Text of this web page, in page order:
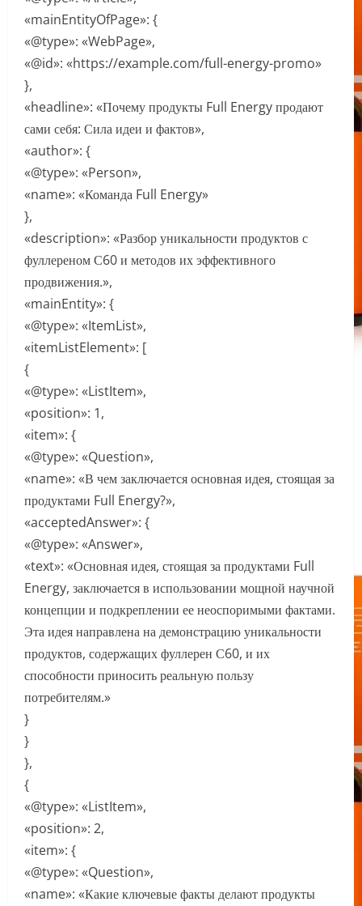
«mainEntityOfPage»: {
«@type»: «WebPage»,
«@id»: «https://example.com/full-energy-promo»
},
«headline»: «Почему продукты Full Energy продают
сами себя: Сила идеи и фактов»,
«author»: {
«@type»: «Person»,
«name»: «Команда Full Energy»
},
«description»: «Разбор уникальности продуктов с
фуллереном С60 и методов их эффективного
продвижения.»,
«mainEntity»: {
«@type»: «ItemList»,
«itemListElement»: [
{
«@type»: «ListItem»,
«position»: 1,
«item»: {
«@type»: «Question»,
«name»: «В чем заключается основная идея, стоящая за
продуктами Full Energy?»,
«acceptedAnswer»: {
«@type»: «Answer»,
«text»: «Основная идея, стоящая за продуктами Full
Energy, заключается в использовании мощной научной
концепции и подкреплении ее неоспоримыми фактами.
Эта идея направлена на демонстрацию уникальности
продуктов, содержащих фуллерен С60, и их
способности приносить реальную пользу
потребителям.»
}
}
},
{
«@type»: «ListItem»,
«position»: 2,
«item»: {
«@type»: «Question»,
«name»: «Какие ключевые факты делают продукты